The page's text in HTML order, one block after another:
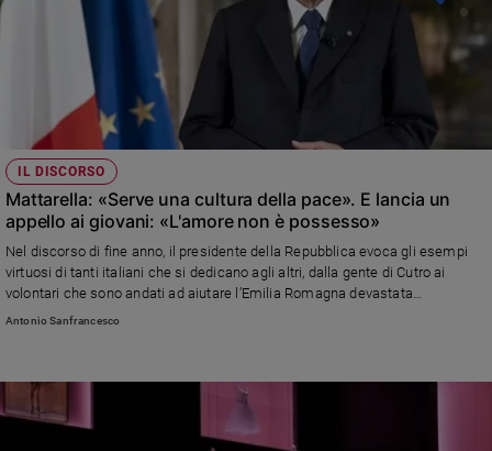
IL DISCORSO
Mattarella: «Serve una cultura della pace». E lancia un
appello ai giovani: «L'amore non è possesso»
Nel discorso di fine anno, il presidente della Repubblica evoca gli esempi
virtuosi di tanti italiani che si dedicano agli altri, dalla gente di Cutro ai
volontari che sono andati ad aiutare l’Emilia Romagna devastata
dall’alluvione. Poi invita a restare «uniti» e lancia un appello al voto: «Per
Antonio Sanfrancesco